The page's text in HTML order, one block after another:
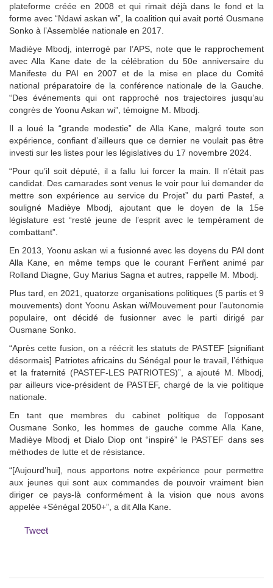
plateforme créée en 2008 et qui rimait déjà dans le fond et la
forme avec “Ndawi askan wi”, la coalition qui avait porté Ousmane
Sonko à l’Assemblée nationale en 2017.
Madièye Mbodj, interrogé par l’APS, note que le rapprochement
avec Alla Kane date de la célébration du 50e anniversaire du
Manifeste du PAI en 2007 et de la mise en place du Comité
national préparatoire de la conférence nationale de la Gauche.
“Des événements qui ont rapproché nos trajectoires jusqu’au
congrès de Yoonu Askan wi”, témoigne M. Mbodj.
Il a loué la “grande modestie” de Alla Kane, malgré toute son
expérience, confiant d’ailleurs que ce dernier ne voulait pas être
investi sur les listes pour les législatives du 17 novembre 2024.
“Pour qu’il soit député, il a fallu lui forcer la main. Il n’était pas
candidat. Des camarades sont venus le voir pour lui demander de
mettre son expérience au service du Projet” du parti Pastef, a
souligné Madièye Mbodj, ajoutant que le doyen de la 15e
législature est “resté jeune de l’esprit avec le tempérament de
combattant”.
En 2013, Yoonu askan wi a fusionné avec les doyens du PAI dont
Alla Kane, en même temps que le courant Ferñent animé par
Rolland Diagne, Guy Marius Sagna et autres, rappelle M. Mbodj.
Plus tard, en 2021, quatorze organisations politiques (5 partis et 9
mouvements) dont Yoonu Askan wi/Mouvement pour l’autonomie
populaire, ont décidé de fusionner avec le parti dirigé par
Ousmane Sonko.
“Après cette fusion, on a réécrit les statuts de PASTEF [signifiant
désormais] Patriotes africains du Sénégal pour le travail, l’éthique
et la fraternité (PASTEF-LES PATRIOTES)”, a ajouté M. Mbodj,
par ailleurs vice-président de PASTEF, chargé de la vie politique
nationale.
En tant que membres du cabinet politique de l’opposant
Ousmane Sonko, les hommes de gauche comme Alla Kane,
Madièye Mbodj et Dialo Diop ont “inspiré” le PASTEF dans ses
méthodes de lutte et de résistance.
“[Aujourd’hui], nous apportons notre expérience pour permettre
aux jeunes qui sont aux commandes de pouvoir vraiment bien
diriger ce pays-là conformément à la vision que nous avons
appelée +Sénégal 2050+”, a dit Alla Kane.
Tweet